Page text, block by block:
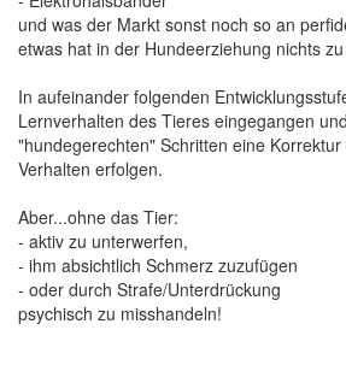
und was der Markt sonst noch so an
etwas hat in der Hundeerziehung nichts
In aufeinander folgenden
Lernverhalten des Tieres eingegangen
"hundegerechten" Schritten eine
Verhalten erfolgen.
Aber...ohne das Tier:
- aktiv zu unterwerfen,
- ihm absichtlich Schmerz zuzufügen
- oder durch Strafe/Unterdrückung
psychisch zu misshandeln!